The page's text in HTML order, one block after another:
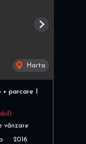
Harta
Next
parcare I
vânzare
2016